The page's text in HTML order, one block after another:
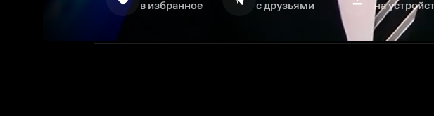
в избранное
с друзьями
на